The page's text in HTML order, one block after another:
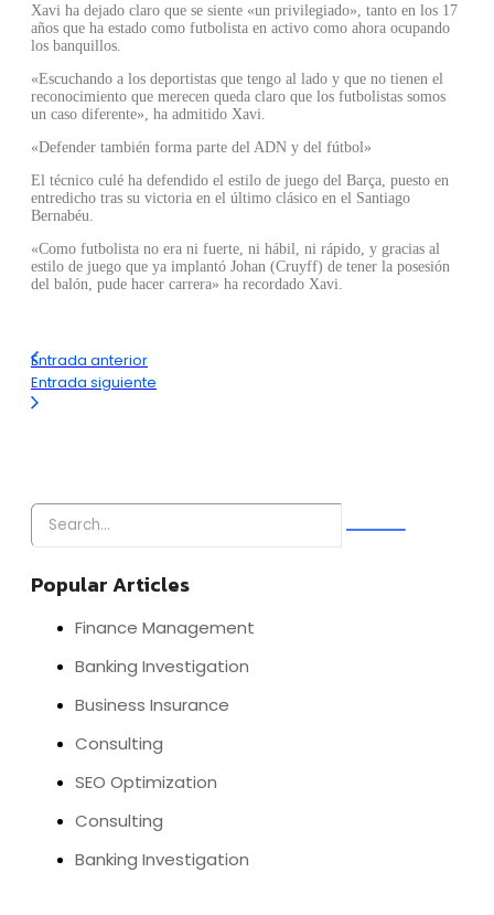
Xavi ha dejado claro que se siente «un privilegiado», tanto en los 17
años que ha estado como futbolista en activo como ahora ocupando
los banquillos.
«Escuchando a los deportistas que tengo al lado y que no tienen el
reconocimiento que merecen queda claro que los futbolistas somos
un caso diferente», ha admitido Xavi.
«Defender también forma parte del ADN y del fútbol»
El técnico culé ha defendido el estilo de juego del Barça, puesto en
entredicho tras su victoria en el último clásico en el Santiago
Bernabéu.
«Como futbolista no era ni fuerte, ni hábil, ni rápido, y gracias al
estilo de juego que ya implantó Johan (Cruyff) de tener la posesión
del balón, pude hacer carrera» ha recordado Xavi.
Entrada anterior
Entrada siguiente
Popular Articles
Finance Management
Banking Investigation
Business Insurance
Consulting
SEO Optimization
Consulting
Banking Investigation